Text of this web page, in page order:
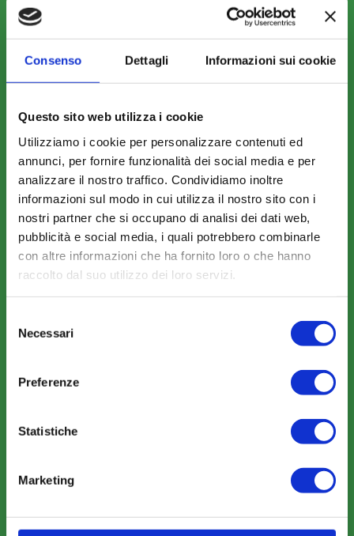
Consenso Dettagli Informazioni sui cookie
Questo sito web utilizza i cookie
Utilizziamo i cookie per personalizzare contenuti ed
annunci, per fornire funzionalità dei social media e per
analizzare il nostro traffico. Condividiamo inoltre
informazioni sul modo in cui utilizza il nostro sito con i
nostri partner che si occupano di analisi dei dati web,
pubblicità e social media, i quali potrebbero combinarle
con altre informazioni che ha fornito loro o che hanno
raccolto dal suo utilizzo dei loro servizi.
delNecessari
Preferenze
Statistiche
Marketing
Strumenti
COMUNICAZIONI
News